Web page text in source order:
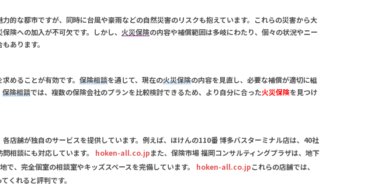
的な都市ですが、同時に台風や豪雨などの自然災害のリスクも抱えています。これらの災害から大
保険への加入が不可欠です。しかし、 火災保険の内容や補償範囲は多岐にわたり、個々の状況やニー
あります。
めることが有効です。 保険相談を通じて、現在の火災保険の内容を見直し、必要な補償が適切に組
保険相談では、複数の保険会社のプランを比較検討できるため、より自分に合った火災保険を見つけ
店舗が独自のサービスを提供しています。例えば、 ほけんの110番 博多バスターミナル店は、40社
相談にも対応しています。 hoken-all.co.jpまた、 保険市場 福岡コンサルティングプラザは、地下
で、完全個室の相談室やキッズスペースを完備しています。 hoken-all.co.jpこれらの店舗では、
くれると評判です。